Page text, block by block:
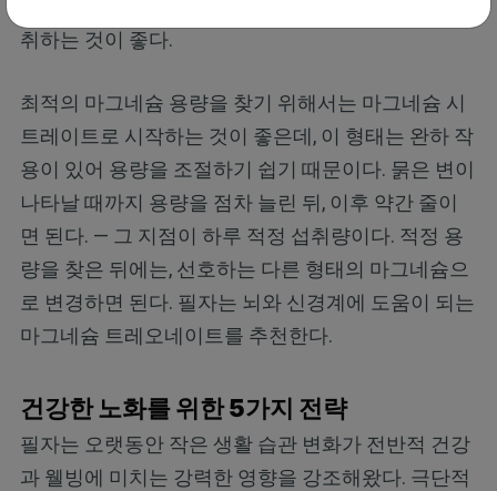
취하는 것이 좋다.
최적의 마그네슘 용량을 찾기 위해서는 마그네슘 시
트레이트로 시작하는 것이 좋은데, 이 형태는 완하 작
용이 있어 용량을 조절하기 쉽기 때문이다. 묽은 변이
나타날 때까지 용량을 점차 늘린 뒤, 이후 약간 줄이
면 된다. — 그 지점이 하루 적정 섭취량이다. 적정 용
량을 찾은 뒤에는, 선호하는 다른 형태의 마그네슘으
로 변경하면 된다. 필자는 뇌와 신경계에 도움이 되는
마그네슘 트레오네이트를 추천한다.
건강한 노화를 위한 5가지 전략
필자는 오랫동안 작은 생활 습관 변화가 전반적 건강
과 웰빙에 미치는 강력한 영향을 강조해왔다. 극단적